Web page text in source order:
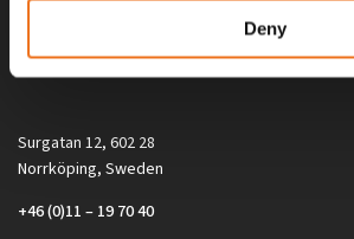
Deny
Alla priser på tillbehör och tillval gäller vid köp
gäller inte vid köp av enskild produkt, till
Surgatan 12, 602 28
Norrköping, Sweden
+46 (0)11 – 19 70 40